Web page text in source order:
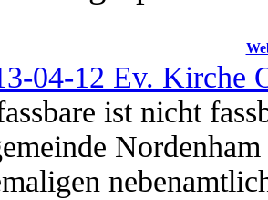
04-12 Ev. Kirche
ist nicht